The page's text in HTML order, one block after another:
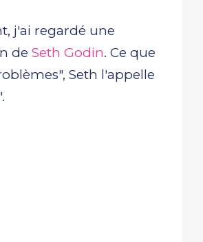
j'ai regardé une
de Seth Godin. Ce que
Seth l'appelle